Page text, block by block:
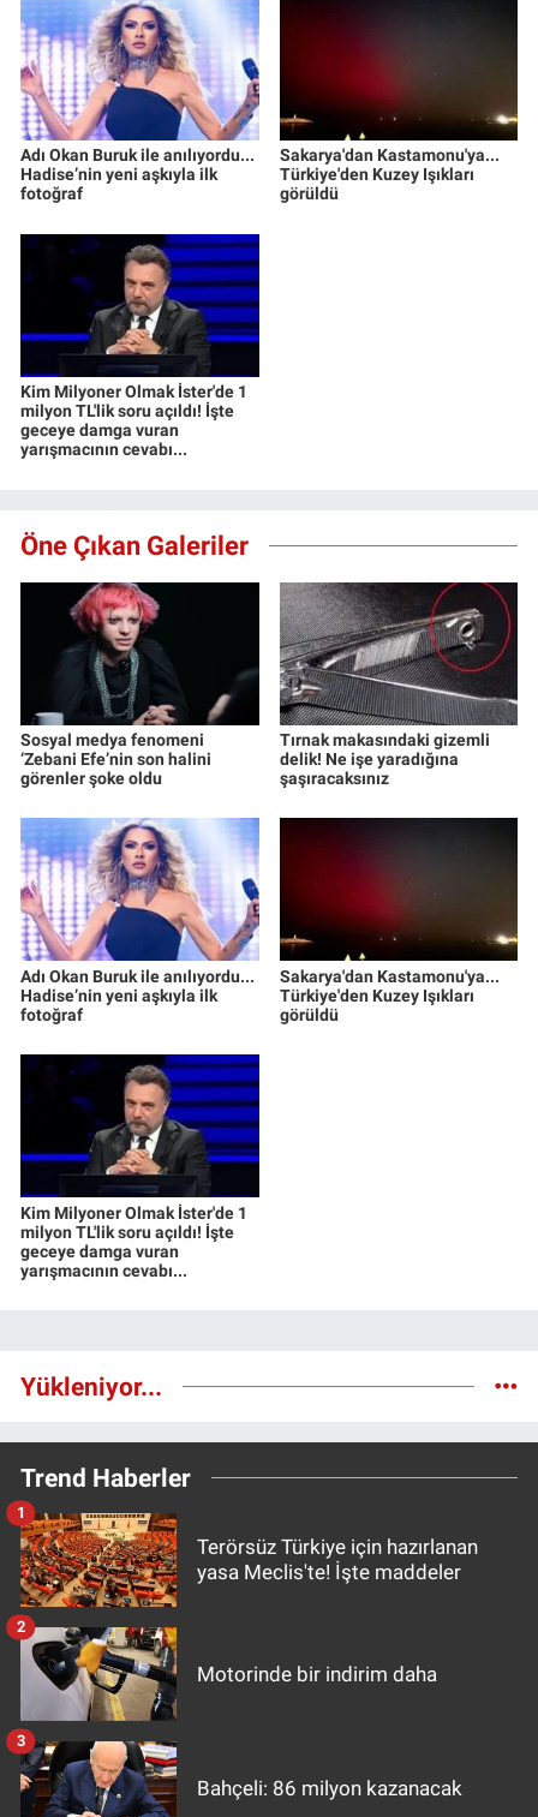
Adı Okan Buruk ile anılıyordu...
Hadise’nin yeni aşkıyla ilk
fotoğraf
Sakarya'dan Kastamonu'ya...
Türkiye'den Kuzey Işıkları
görüldü
Kim Milyoner Olmak İster'de 1
milyon TL'lik soru açıldı! İşte
geceye damga vuran
yarışmacının cevabı...
Öne Çıkan Galeriler
Sosyal medya fenomeni
‘Zebani Efe’nin son halini
görenler şoke oldu
Tırnak makasındaki gizemli
delik! Ne işe yaradığına
şaşıracaksınız
Adı Okan Buruk ile anılıyordu...
Hadise’nin yeni aşkıyla ilk
fotoğraf
Sakarya'dan Kastamonu'ya...
Türkiye'den Kuzey Işıkları
görüldü
Kim Milyoner Olmak İster'de 1
milyon TL'lik soru açıldı! İşte
geceye damga vuran
yarışmacının cevabı...
Yükleniyor...
Trend Haberler
Terörsüz Türkiye için hazırlanan
yasa Meclis'te! İşte maddeler
1
Motorinde bir indirim daha
2
Bahçeli: 86 milyon kazanacak
3